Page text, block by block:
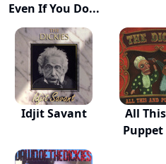
Even If You Do...
Idjit Savant
All
Puppet